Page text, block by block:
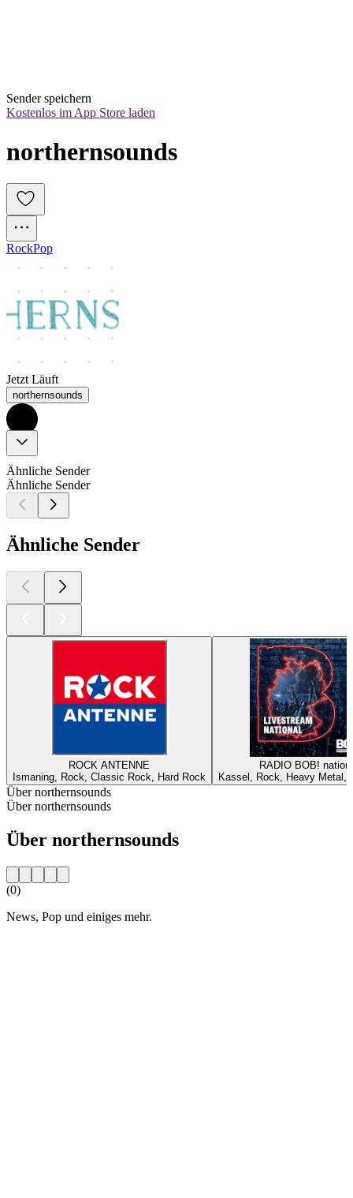
Sender speichern
Kostenlos im App Store laden
northernsounds
RockPop
Jetzt Läuft
northernsounds
Ähnliche Sender
Ähnliche Sender
Ähnliche Sender
ROCK ANTENNE
Ismaning, Rock, Classic Rock, Hard Rock
RADIO BOB!
Kassel, Rock, Heavy Metal,
Über northernsounds
Über northernsounds
Über northernsounds
(0)
News, Pop und einiges mehr.